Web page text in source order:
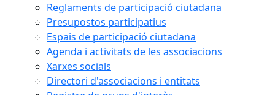
Reglaments de participació ciutadana
Presupostos participatius
Espais de participació ciutadana
Agenda i activitats de les associacions
Xarxes socials
Directori d'associacions i entitats